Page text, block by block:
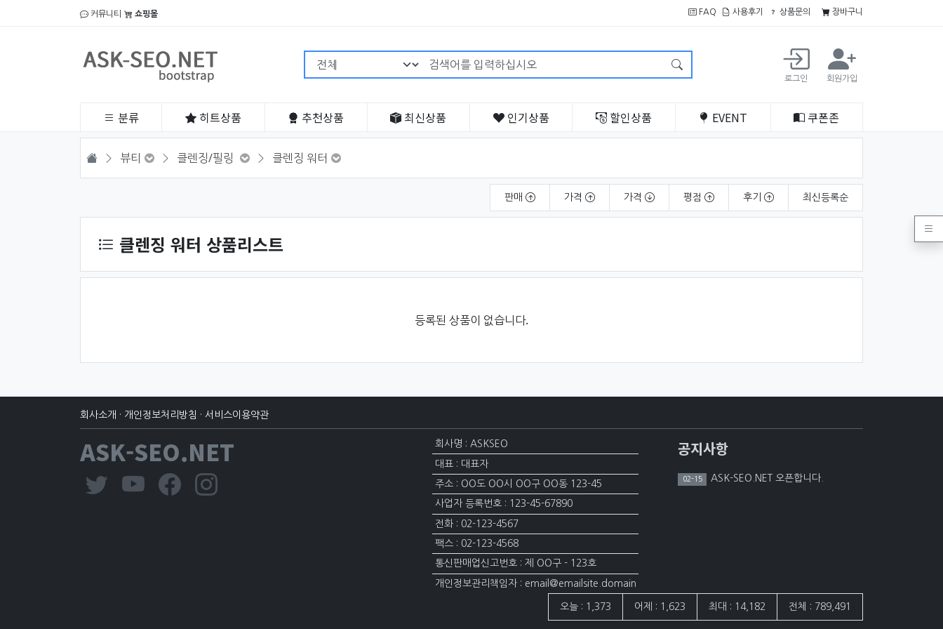
커뮤니티 쇼핑몰 FAQ 사용후기 상품문의 장바구니
검색어 필수
로그인 회원가입
분류 히트상품 추천상품 최신상품 인기상품 할인상품 EVENT 쿠폰존
HOME 뷰티 클렌징/필링 클렌징 워터
판매 가격 가격 평점 후기 최신등록순
클렌징 워터 상품리스트
등록된 상품이 없습니다.
회사소개 · 개인정보처리방침 · 서비스이용약관
ASK-SEO.NET 회사명 : ASKSEO
대표 : 대표자
주소 : OO도 OO시 OO구 OO동 123-45
사업자 등록번호 : 123-45-67890
전화 : 02-123-4567
팩스 : 02-123-4568
통신판매업신고번호 : 제 OO구 - 123호
개인정보관리책임자 : email@emailsite.domain
공지사항
02-15 ASK-SEO.NET 오픈합니다.
접속자집계
오늘 : 1,373 어제 : 1,623 최대 : 14,182 전체 : 789,491